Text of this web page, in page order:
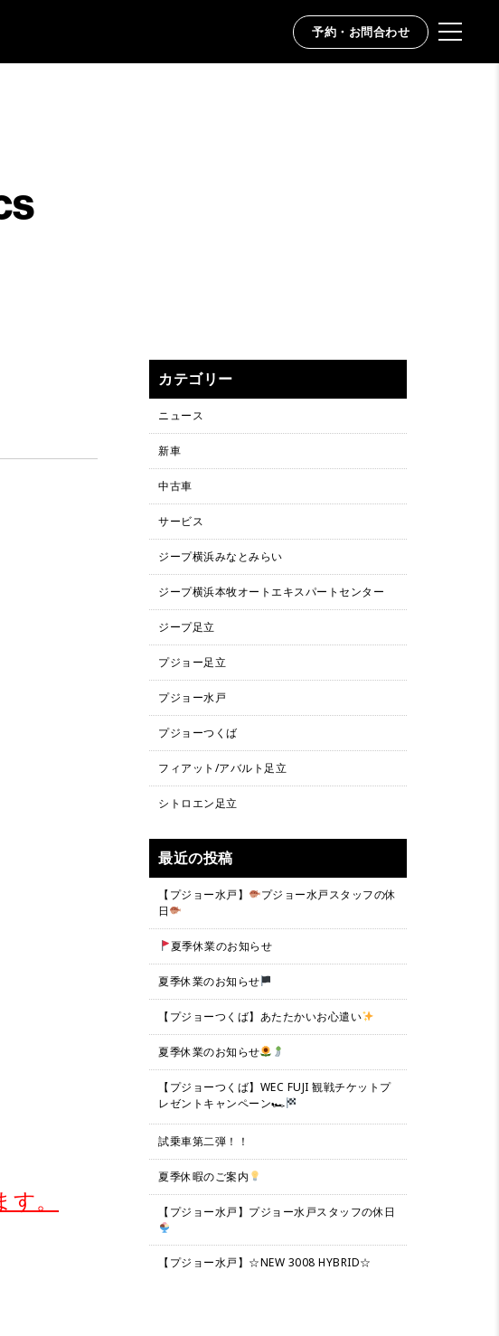
予約・お問合わせ
。
カテゴリー
ニュース
新車
中古車
サービス
ジープ横浜みなとみらい
ジープ横浜本牧オートエキスパートセンター
ジープ足立
プジョー足立
プジョー水戸
プジョーつくば
フィアット/アバルト足立
シトロエン足立
最近の投稿
【プジョー水戸】
プジョー水戸スタッフの休
日
夏季休業のお知らせ
夏季休業のお知らせ
【プジョーつくば】あたたかいお心遣い
夏季休業のお知らせ
【プジョーつくば】WEC FUJI 観戦チケットプ
レゼントキャンペーン🏎
試乗車第二弾！！
夏季休暇のご案内
【プジョー水戸】プジョー水戸スタッフの休日
【プジョー水戸】☆NEW 3008 HYBRID☆